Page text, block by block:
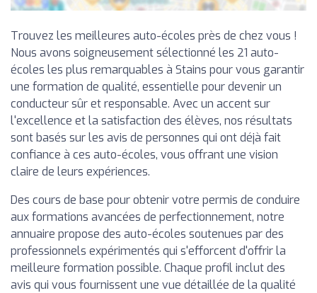
Trouvez les meilleures auto-écoles près de chez vous !
Nous avons soigneusement sélectionné les 21 auto-
écoles les plus remarquables à Stains pour vous garantir
une formation de qualité, essentielle pour devenir un
conducteur sûr et responsable. Avec un accent sur
l'excellence et la satisfaction des élèves, nos résultats
sont basés sur les avis de personnes qui ont déjà fait
confiance à ces auto-écoles, vous offrant une vision
claire de leurs expériences.
Des cours de base pour obtenir votre permis de conduire
aux formations avancées de perfectionnement, notre
annuaire propose des auto-écoles soutenues par des
professionnels expérimentés qui s'efforcent d'offrir la
meilleure formation possible. Chaque profil inclut des
avis qui vous fournissent une vue détaillée de la qualité